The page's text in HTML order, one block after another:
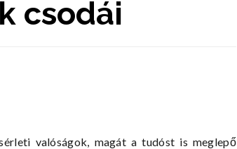
csodái
valóságok, magát a tudóst is meglepő